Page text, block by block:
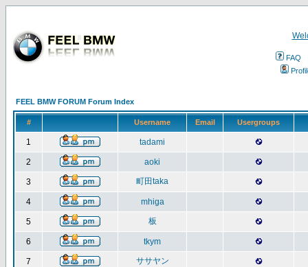
FAQ
FEEL BMW FORUM Forum Index
# Username Email Usergroups
1 tadami
2 aoki
3 町田taka
4 mhiga
5 板
6 tkym
7 ササヤン